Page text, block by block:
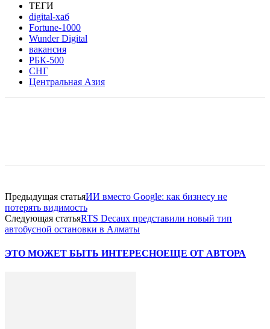
ТЕГИ
digital-хаб
Fortune-1000
Wunder Digital
вакансия
РБК-500
СНГ
Центральная Азия
Предыдущая статьяИИ вместо Google: как бизнесу не
потерять видимость
Следующая статьяRTS Decaux представили новый тип
автобусной остановки в Алматы
ЭТО МОЖЕТ БЫТЬ ИНТЕРЕСНОЕЩЕ ОТ АВТОРА